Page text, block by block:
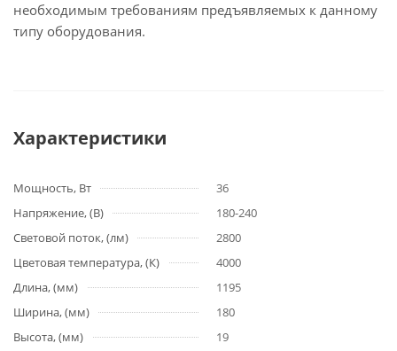
необходимым требованиям предъявляемых к данному
типу оборудования.
Характеристики
Мощность, Вт
36
Напряжение, (В)
180-240
Световой поток, (лм)
2800
Цветовая температура, (К)
4000
Длина, (мм)
1195
Ширина, (мм)
180
Высота, (мм)
19